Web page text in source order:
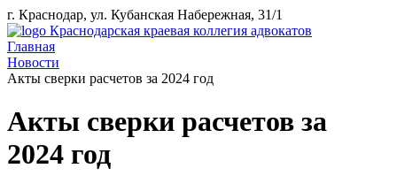
г. Краснодар, ул. Кубанская Набережная, 31/1
Краснодарская краевая коллегия адвокатов
Главная
Новости
Акты сверки расчетов за 2024 год
Акты сверки расчетов за
2024 год